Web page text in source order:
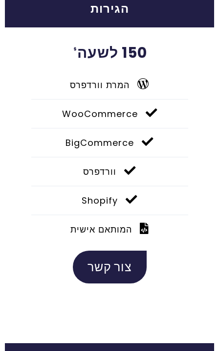
הגירות
$ 150 לשעה
המרת וורדפרס
WooCommerce
BigCommerce
וורדפרס
Shopify
המותאם אישית
צור קשר